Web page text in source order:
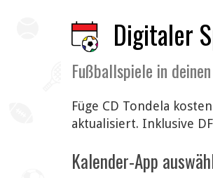
Digitaler
Fußballspiele in
Füge CD Tondela
aktualisiert. Inklusive
Kalender-App